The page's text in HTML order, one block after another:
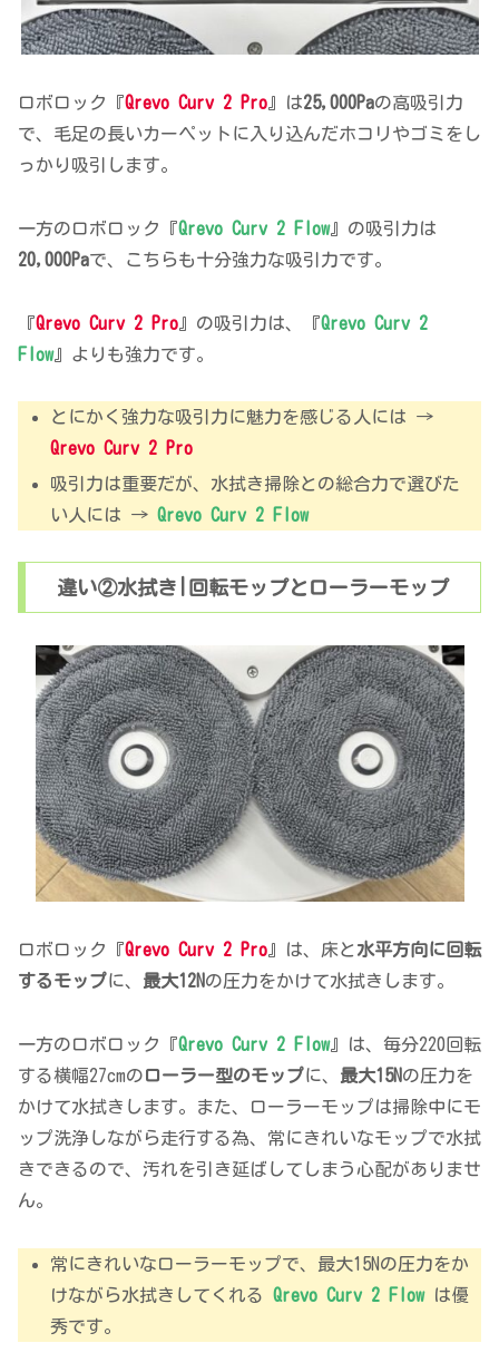
ロボロック『Qrevo Curv 2 Pro 』は25,000Paの高吸引力
で、毛足の長いカーペットに入り込んだホコリやゴミをし
っかり吸引します。
一方のロボロック『Qrevo Curv 2 Flow』の吸引力は
20,000Paで、こちらも十分強力な吸引力です。
『Qrevo Curv 2 Pro 』の吸引力は、『Qrevo Curv 2
Flow』よりも強力です。
とにかく強力な吸引力に魅力を感じる人には →
Qrevo Curv 2 Pro
吸引力は重要だが、水拭き掃除との総合力で選びた
い人には →Qrevo Curv 2 Flow
違い②水拭き|回転モップとローラーモップ
ロボロック『Qrevo Curv 2 Pro 』は、床と 水平方向に回転
するモップに、 最大12Nの圧力をかけて水拭きします。
一方のロボロック『Qrevo Curv 2 Flow』は、毎分220回転
する横幅27cmのローラー型のモップに、 最大15Nの圧力を
かけて水拭きします。また、ローラーモップは掃除中にモ
ップ洗浄しながら走行する為、常にきれいなモップで水拭
きできるので、汚れを引き延ばしてしまう心配がありませ
ん。
常にきれいなローラーモップで、最大15Nの圧力をか
けながら水拭きしてくれるQrevo Curv 2 Flowは優
秀です。